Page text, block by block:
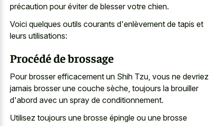
précaution pour éviter de blesser votre chien.
Voici quelques outils courants d'enlèvement de tapis et
leurs utilisations:
Procédé de brossage
Pour brosser efficacement un Shih Tzu, vous ne devriez
jamais brosser une couche sèche, toujours la brouiller
d'abord avec un spray de conditionnement.
Utilisez toujours une brosse épingle ou une brosse